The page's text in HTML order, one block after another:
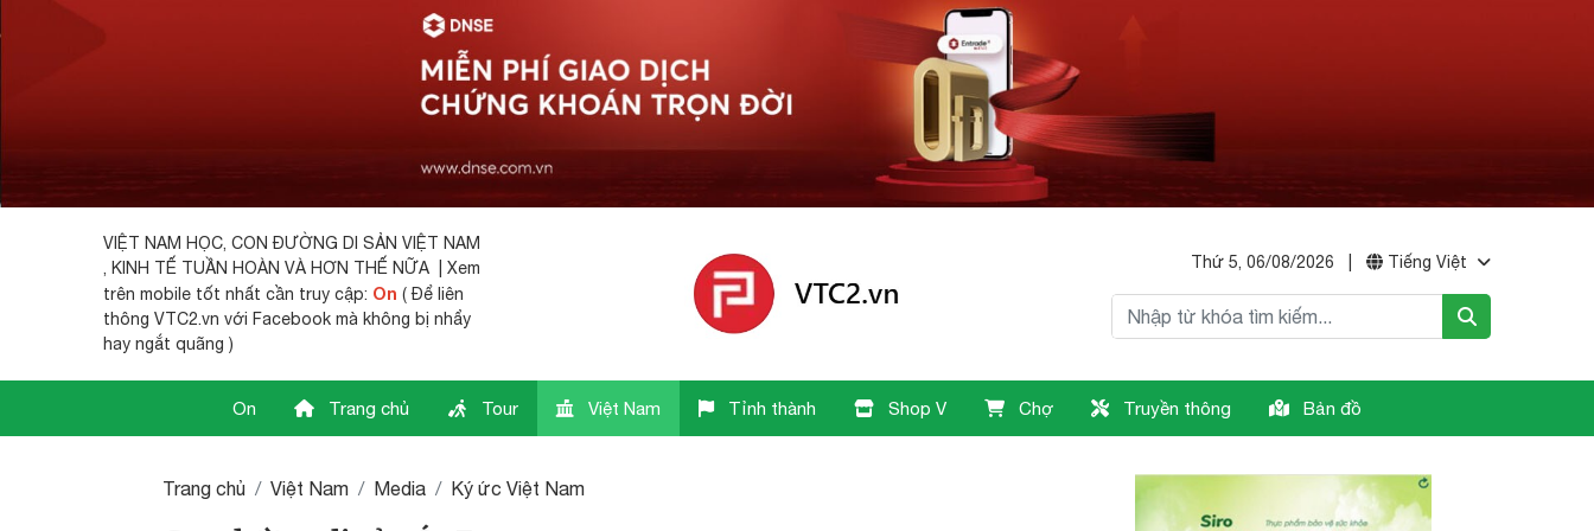
VIỆT NAM HỌC, CON ĐƯỜNG DI SẢN VIỆT NAM
, KINH TẾ TUẦN HOÀN VÀ HƠN THẾ NỮA | Xem
trên mobile tốt nhất cần truy cập: On ( Để liên
thông VTC2.vn với Facebook mà không bị nhẩy
hay ngắt quãng )
Thứ 5, 06/08/2026 Tiếng Việt
On Trang chủ Tour Việt Nam Tỉnh thành Shop V Chợ Truyền thông Bản đồ
Trang chủ Việt Nam Media Ký ức Việt Nam